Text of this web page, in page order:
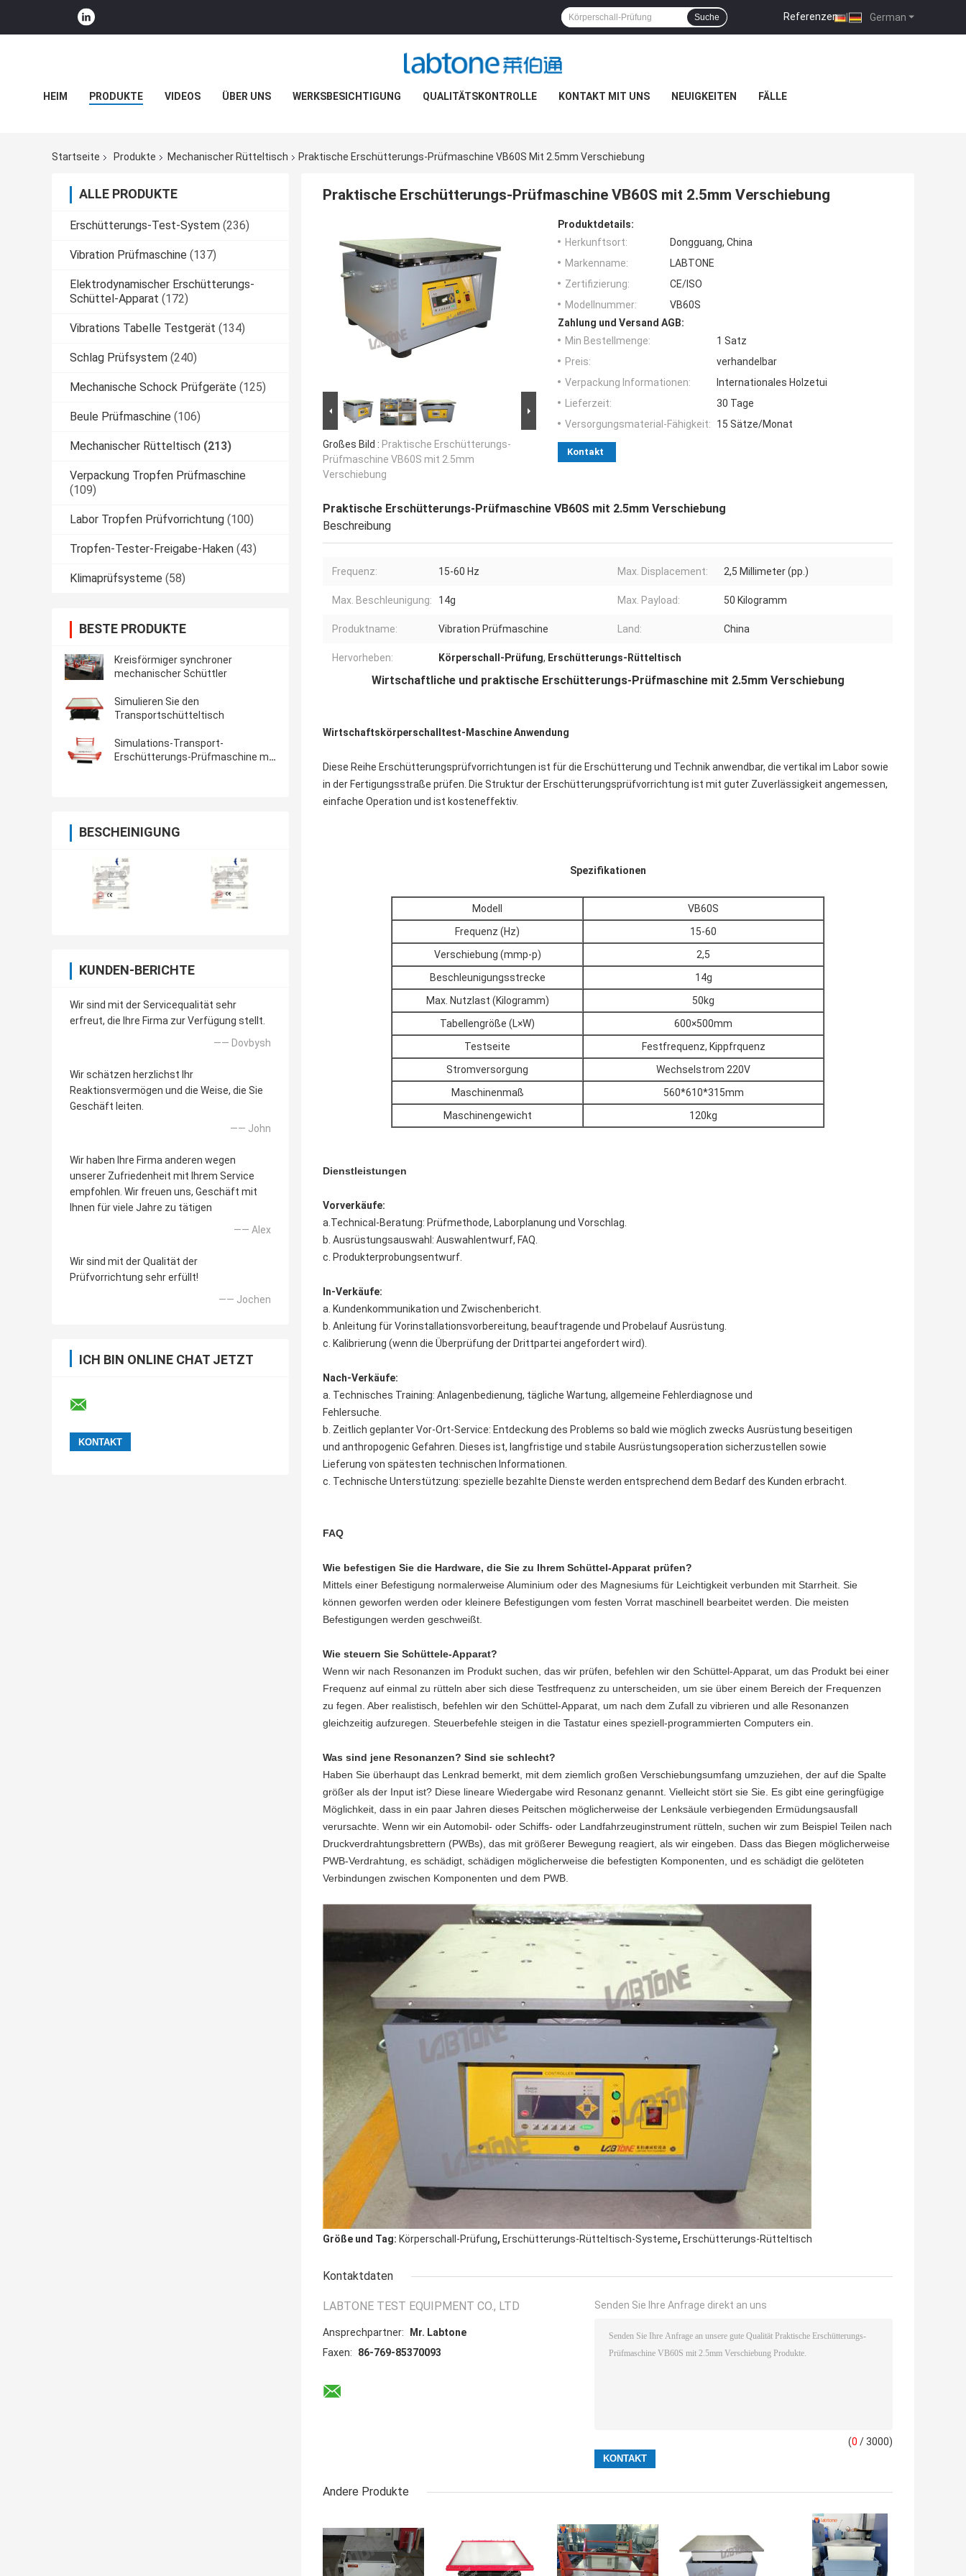
German
Referenzen |
Suche
HEIM PRODUKTE VIDEOS ÜBER UNS WERKSBESICHTIGUNG QUALITÄTSKONTROLLE KONTAKT MIT UNS NEUIGKEITEN FÄLLE
Startseite Produkte Mechanischer Rütteltisch Praktische Erschütterungs-Prüfmaschine VB60S Mit 2.5mm Verschiebung
ALLE PRODUKTE
Erschütterungs-Test-System (236)
Vibration Prüfmaschine (137)
Elektrodynamischer Erschütterungs-
Schüttel-Apparat (172)
Vibrations Tabelle Testgerät (134)
Schlag Prüfsystem (240)
Mechanische Schock Prüfgeräte (125)
Beule Prüfmaschine (106)
Mechanischer Rütteltisch (213)
Verpackung Tropfen Prüfmaschine
(109)
Labor Tropfen Prüfvorrichtung (100)
Tropfen-Tester-Freigabe-Haken (43)
Klimaprüfsysteme (58)
BESTE PRODUKTE
Kreisförmiger synchroner
mechanischer Schüttler
Simulieren Sie den
Transportschütteltisch
Simulations-Transport-
Erschütterungs-Prüfmaschine mit
BESCHEINIGUNG
KUNDEN-BERICHTE
Wir sind mit der Servicequalität sehr
erfreut, die Ihre Firma zur Verfügung stellt.
—— Dovbysh
Wir schätzen herzlichst Ihr
Reaktionsvermögen und die Weise, die Sie
Geschäft leiten.
—— John
Wir haben Ihre Firma anderen wegen
unserer Zufriedenheit mit Ihrem Service
empfohlen. Wir freuen uns, Geschäft mit
Ihnen für viele Jahre zu tätigen
—— Alex
Wir sind mit der Qualität der
Prüfvorrichtung sehr erfüllt!
—— Jochen
ICH BIN ONLINE CHAT JETZT
Praktische Erschütterungs-Prüfmaschine VB60S mit 2.5mm Verschiebung
Großes Bild : Praktische Erschütterungs-
Prüfmaschine VB60S mit 2.5mm
Verschiebung
Produktdetails:
Herkunftsort:
Dongguang, China
Markenname:
LABTONE
Zertifizierung:
CE/ISO
Modellnummer:
VB60S
Zahlung und Versand AGB:
Min Bestellmenge:
1 Satz
Preis:
verhandelbar
Verpackung Informationen:
Internationales Holzetui
Lieferzeit:
30 Tage
Versorgungsmaterial-Fähigkeit:
15 Sätze/Monat
Kontakt
Praktische Erschütterungs-Prüfmaschine VB60S mit 2.5mm Verschiebung
Beschreibung
Frequenz: 15-60 Hz Max. Displacement: 2,5 Millimeter (pp.)
Max. Beschleunigung: 14g Max. Payload: 50 Kilogramm
Produktname: Vibration Prüfmaschine Land: China
Hervorheben: Körperschall-Prüfung, Erschütterungs-Rütteltisch
Wirtschaftliche und praktische Erschütterungs-Prüfmaschine mit 2.5mm Verschiebung
Wirtschaftskörperschalltest-Maschine Anwendung
Diese Reihe Erschütterungsprüfvorrichtungen ist für die Erschütterung und Technik anwendbar, die vertikal im Labor sowie
in der Fertigungsstraße prüfen. Die Struktur der Erschütterungsprüfvorrichtung ist mit guter Zuverlässigkeit angemessen,
einfache Operation und ist kosteneffektiv.
Spezifikationen
Modell
VB60S
Frequenz (Hz)
15-60
Verschiebung (mmp-p)
2,5
Beschleunigungsstrecke
14g
Max. Nutzlast (Kilogramm)
50kg
Tabellengröße (L×W)
600×500mm
Testseite
Festfrequenz, Kippfrquenz
Stromversorgung
Wechselstrom 220V
Maschinenmaß
560*610*315mm
Maschinengewicht
120kg
Dienstleistungen
Vorverkäufe:
a.Technical-Beratung: Prüfmethode, Laborplanung und Vorschlag.
b. Ausrüstungsauswahl: Auswahlentwurf, FAQ.
c. Produkterprobungsentwurf.
In-Verkäufe:
a. Kundenkommunikation und Zwischenbericht.
b. Anleitung für Vorinstallationsvorbereitung, beauftragende und Probelauf Ausrüstung.
c. Kalibrierung (wenn die Überprüfung der Drittpartei angefordert wird).
Nach-Verkäufe:
a. Technisches Training: Anlagenbedienung, tägliche Wartung, allgemeine Fehlerdiagnose und
Fehlersuche.
b. Zeitlich geplanter Vor-Ort-Service: Entdeckung des Problems so bald wie möglich zwecks Ausrüstung beseitigen
und anthropogenic Gefahren. Dieses ist, langfristige und stabile Ausrüstungsoperation sicherzustellen sowie
Lieferung von spätesten technischen Informationen.
c. Technische Unterstützung: spezielle bezahlte Dienste werden entsprechend dem Bedarf des Kunden erbracht.
FAQ
Wie befestigen Sie die Hardware, die Sie zu Ihrem Schüttel-Apparat prüfen?
Mittels einer Befestigung normalerweise Aluminium oder des Magnesiums für Leichtigkeit verbunden mit Starrheit. Sie
können geworfen werden oder kleinere Befestigungen vom festen Vorrat maschinell bearbeitet werden. Die meisten
Befestigungen werden geschweißt.
Wie steuern Sie Schüttele-Apparat?
Wenn wir nach Resonanzen im Produkt suchen, das wir prüfen, befehlen wir den Schüttel-Apparat, um das Produkt bei einer
Frequenz auf einmal zu rütteln aber sich diese Testfrequenz zu unterscheiden, um sie über einem Bereich der Frequenzen
zu fegen. Aber realistisch, befehlen wir den Schüttel-Apparat, um nach dem Zufall zu vibrieren und alle Resonanzen
gleichzeitig aufzuregen. Steuerbefehle steigen in die Tastatur eines speziell-programmierten Computers ein.
Was sind jene Resonanzen? Sind sie schlecht?
Haben Sie überhaupt das Lenkrad bemerkt, mit dem ziemlich großen Verschiebungsumfang umzuziehen, der auf die Spalte
größer als der Input ist? Diese lineare Wiedergabe wird Resonanz genannt. Vielleicht stört sie Sie. Es gibt eine geringfügige
Möglichkeit, dass in ein paar Jahren dieses Peitschen möglicherweise der Lenksäule verbiegenden Ermüdungsausfall
verursachte. Wenn wir ein Automobil- oder Schiffs- oder Landfahrzeuginstrument rütteln, suchen wir zum Beispiel Teilen nach
Druckverdrahtungsbrettern (PWBs), das mit größerer Bewegung reagiert, als wir eingeben. Dass das Biegen möglicherweise
PWB-Verdrahtung, es schädigt, schädigen möglicherweise die befestigten Komponenten, und es schädigt die gelöteten
Verbindungen zwischen Komponenten und dem PWB.
Größe und Tag: Körperschall-Prüfung, Erschütterungs-Rütteltisch-Systeme, Erschütterungs-Rütteltisch
Kontaktdaten
LABTONE TEST EQUIPMENT CO., LTD
Ansprechpartner:
Mr. Labtone
Faxen:
86-769-85370093
Senden Sie Ihre Anfrage direkt an uns
(0 / 3000)
Andere Produkte